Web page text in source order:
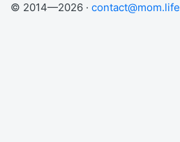
© 2014—2026 · contact@mom.life